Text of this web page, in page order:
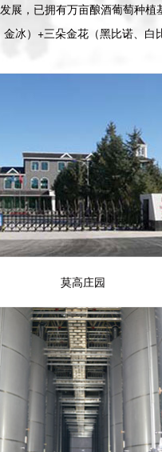
，已拥有万亩酿酒葡萄种
冰）+三朵金花（黑比诺、白
莫高庄园